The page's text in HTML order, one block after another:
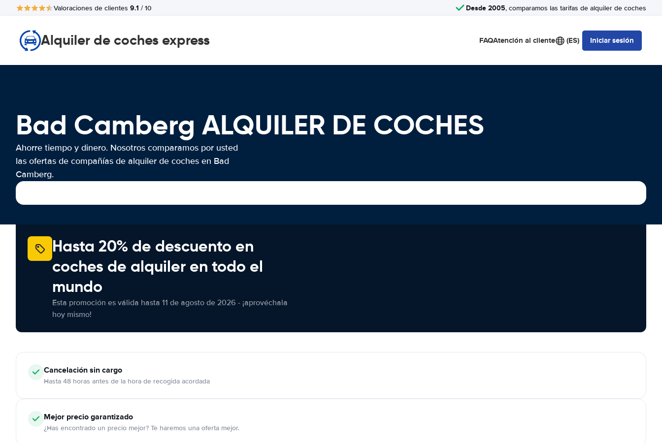
Valoraciones de clientes 9.1 / 10 Desde 2005, comparamos las tarifas de alquiler de coches
Alquiler de coches express FAQAtención al cliente (ES) Iniciar sesión
Bad Camberg ALQUILER DE COCHES
Ahorre tiempo y dinero. Nosotros comparamos por usted
las ofertas de compañías de alquiler de coches en Bad
Camberg.
Hasta 20% de descuento en
coches de alquiler en todo el
mundo
Esta promoción es válida hasta 11 de agosto de 2026 - ¡aprovéchala
hoy mismo!
Cancelaciónsin cargo
Hasta 48 horas antes de la hora de recogida acordada
Mejor precio garantizado
¿Has encontrado un precio mejor? Te haremos una oferta mejor.